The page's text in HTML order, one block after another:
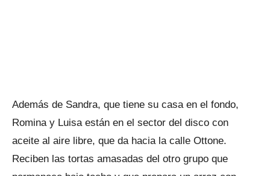
Además de Sandra, que tiene su casa en el fondo,
Romina y Luisa están en el sector del disco con
aceite al aire libre, que da hacia la calle Ottone.
Reciben las tortas amasadas del otro grupo que